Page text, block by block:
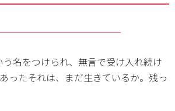
名をつけられ、無言で受け入れ続け
ったそれは、まだ生きているか。残っ